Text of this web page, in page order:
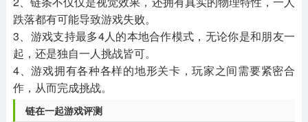
跌落都有可能导致游戏失败。
3、游戏支持最多4人的本地合作模式，无论你是和朋友一
起，还是独自一人挑战皆可。
4、游戏拥有各种各样的地形关卡，玩家之间需要紧密合
作，从而完成挑战。
链在一起游戏评测